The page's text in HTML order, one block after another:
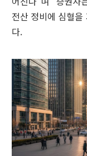
전산 정비에 심혈
다.